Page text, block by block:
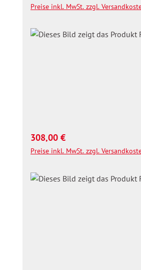
Preise inkl. MwSt. zzgl.
Regulärer Preis:
308,00 €
Preise inkl. MwSt. zzgl.